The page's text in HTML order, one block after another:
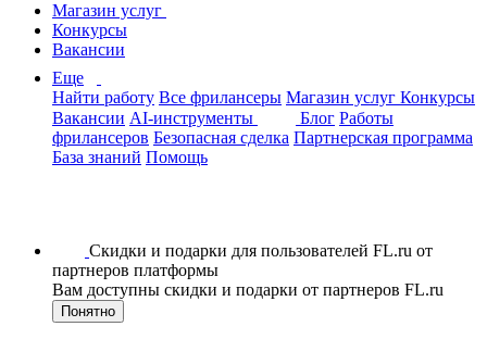
Магазин услуг
Конкурсы
Вакансии
Еще
Найти работу Все фрилансеры Магазин услуг Конкурсы
Вакансии AI-инструменты Блог Работы
фрилансеров Безопасная сделка Партнерская программа
База знаний Помощь
Скидки и подарки для пользователей FL.ru от
партнеров платформы
Вам доступны скидки и подарки от партнеров FL.ru
Понятно